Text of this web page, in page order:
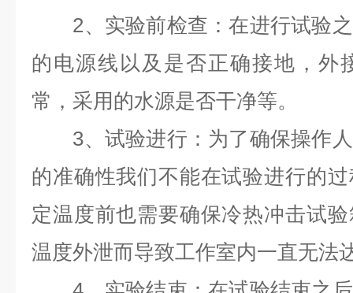
2、实验前检查：在进行试验之
的电源线以及是否正确接地，外
常，采用的水源是否干净等。
3、试验进行：为了确保操作人
的准确性我们不能在试验进行的
定温度前也需要确保冷热冲击试
温度外泄而导致工作室内一直无法